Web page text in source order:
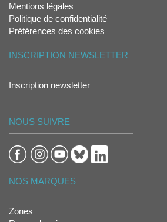
Mentions légales
Politique de confidentialité
Préférences des cookies
INSCRIPTION NEWSLETTER
Inscription newsletter
NOUS SUIVRE
NOS MARQUES
Zones